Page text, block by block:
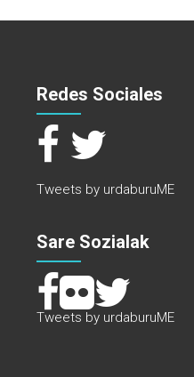
Redes Sociales
Tweets by urdaburuME
Sare Sozialak
Tweets by urdaburuME